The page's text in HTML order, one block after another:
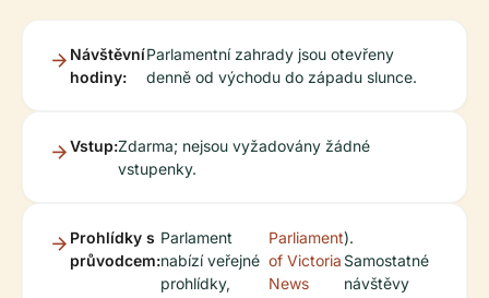
Návštěvní
hodiny:
Parlamentní zahrady jsou otevřeny
denně od východu do západu slunce.
Vstup:Zdarma; nejsou vyžadovány žádné
vstupenky.
Prohlídky s
průvodcem:
Parlament
nabízí veřejné
prohlídky,
Parliament
of Victoria
News
).
Samostatné
návštěvy